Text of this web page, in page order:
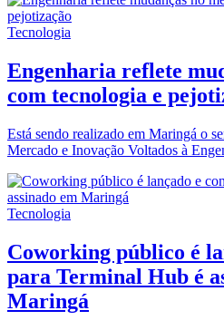
Tecnologia
Engenharia reflete
com tecnologia e
Está sendo realizado em Maringá o
Mercado e Inovação Voltados à
Tecnologia
Coworking público é
para Terminal Hub é
Maringá